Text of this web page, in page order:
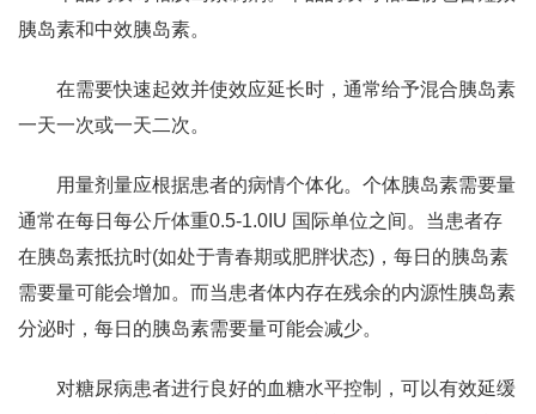
胰岛素和中效胰岛素。
在需要快速起效并使效应延长时，通常给予混合胰岛素
一天一次或一天二次。
用量剂量应根据患者的病情个体化。个体胰岛素需要量
通常在每日每公斤体重0.5-1.0IU 国际单位之间。当患者存
在胰岛素抵抗时(如处于青春期或肥胖状态)，每日的胰岛素
需要量可能会增加。而当患者体内存在残余的内源性胰岛素
分泌时，每日的胰岛素需要量可能会减少。
对糖尿病患者进行良好的血糖水平控制，可以有效延缓